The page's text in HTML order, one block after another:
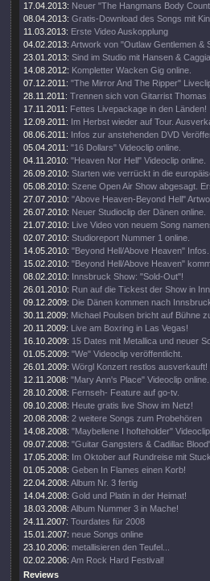
17.04.2013: Neuer "The Hangmans Body
08.04.2013: Gratis-Download des Songs mit
11.03.2013: Erste Video Auskopplung
04.02.2013: Artwork von "Outlaw Gentlemen &
23.01.2013: Sind im Studio mit Hansen &
14.08.2012: Kompletter Wacken Gig online.
07.12.2011: "The Mirror And The Ripper"
28.11.2011: Trennen sich von Gitarrist Thomas
17.11.2011: Fettes Livepackage in den Länden!
12.09.2011: Im Herbst wieder auf Tour.
08.06.2011: Infos zur anstehenden DVD
05.04.2011: "16 Dollars" Videoclip online.
04.11.2010: "Heaven Nor Hell" Videoclip online.
26.09.2010: Starten wie verrückt in die
05.08.2010: Szene Open Air Show abgesagt.
27.07.2010: "Above Heaven-Beyond Hell"
26.07.2010: Neuer Studioclip der Dänen online.
21.07.2010: Live Video von neuem Song
02.07.2010: Studioreport Nummer 1 online.
14.05.2010: "Beyond Hell/Above Heaven"
15.02.2010: "Beyond Hell/Above Heaven"
08.02.2010: Innsbruck Show: "Sold-Out"!
26.01.2010: Run auf die Tickest der Show in
09.12.2009: Die Dänen kommen nach
30.11.2009: Michael Poulsen bricht auf Bühne
20.11.2009: Live am Boxring in Las Vegas!
16.10.2009: 15 Dates mit Metallica und neuer
01.05.2009: "We" Videoclip veröffentlicht.
26.01.2009: Wörgl Konzert restlos ausverkauft!
12.11.2008: "Mary Ann's Place" Videoclip online.
28.10.2008: Fernseh- Feature auf go-tv.
09.10.2008: Heute gratis live Show im Netz!
20.08.2008: 2 weitere Songs zum Probehören
14.08.2008: "Maybellene I hofteholder"
09.07.2008: "Guitar Gangsters & Cadillac
17.05.2008: Im Oktober auf Rundreise mit
01.05.2008: Geben In Flames einen Korb!
22.04.2008: Album Nr. 3 fertig
14.04.2008: Gold und Platin in der Heimat!
18.03.2008: Album Nummer 3 in Mache!
24.11.2007: Tourdates für 2008
15.01.2007: neue Songs online
23.10.2006: metallisieren den Teufel...
02.02.2006: Am Rock Hard Festival!
Reviews